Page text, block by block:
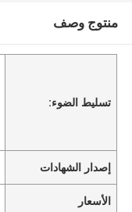
منتوج وصف
تسليط الضوء:
إصدار الشهادات
الأسعار